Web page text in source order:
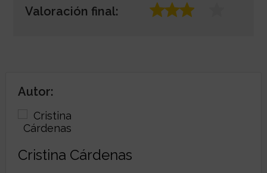
Valoración final:
Autor:
Cristina Cárdenas